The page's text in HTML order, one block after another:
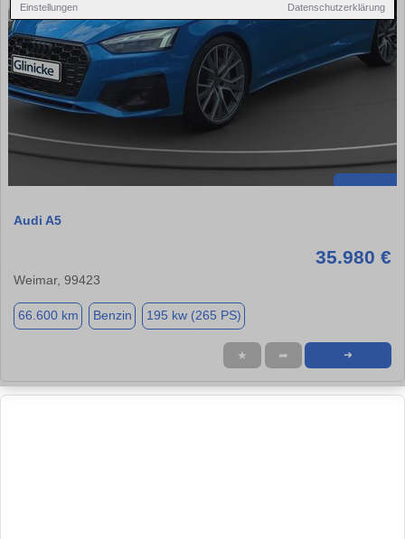
Einstellungen Datenschutzerklärung
Audi A5
35.980 €
Weimar, 99423
66.600 km Benzin 195 kw (265 PS)
★ ➦ ➜